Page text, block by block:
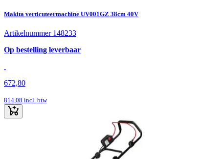
Makita verticuteermachine UV001GZ 38cm 40V
Artikelnummer 148233
Op bestelling leverbaar
672,80
814,08 incl. btw